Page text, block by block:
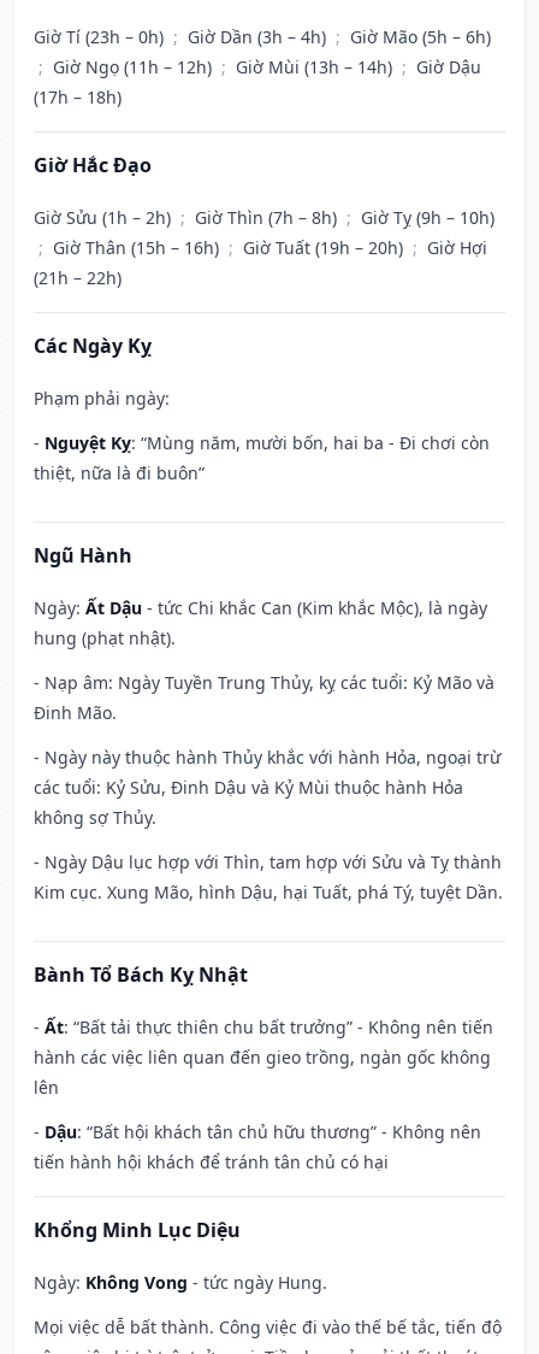
Giờ Tí (23h – 0h) ; Giờ Dần (3h – 4h) ; Giờ Mão (5h – 6h)
; Giờ Ngọ (11h – 12h) ; Giờ Mùi (13h – 14h) ; Giờ Dậu
(17h – 18h)
Giờ Hắc Đạo
Giờ Sửu (1h – 2h) ; Giờ Thìn (7h – 8h) ; Giờ Tỵ (9h – 10h)
; Giờ Thân (15h – 16h) ; Giờ Tuất (19h – 20h) ; Giờ Hợi
(21h – 22h)
Các Ngày Kỵ
Phạm phải ngày:
- Nguyệt Kỵ: “Mùng năm, mười bốn, hai ba - Đi chơi còn
thiệt, nữa là đi buôn”
Ngũ Hành
Ngày: Ất Dậu - tức Chi khắc Can (Kim khắc Mộc), là ngày
hung (phạt nhật).
- Nạp âm: Ngày Tuyền Trung Thủy, kỵ các tuổi: Kỷ Mão và
Đinh Mão.
- Ngày này thuộc hành Thủy khắc với hành Hỏa, ngoại trừ
các tuổi: Kỷ Sửu, Đinh Dậu và Kỷ Mùi thuộc hành Hỏa
không sợ Thủy.
- Ngày Dậu lục hợp với Thìn, tam hợp với Sửu và Tỵ thành
Kim cục. Xung Mão, hình Dậu, hại Tuất, phá Tý, tuyệt Dần.
Bành Tổ Bách Kỵ Nhật
- Ất: “Bất tải thực thiên chu bất trưởng” - Không nên tiến
hành các việc liên quan đến gieo trồng, ngàn gốc không
lên
- Dậu: “Bất hội khách tân chủ hữu thương” - Không nên
tiến hành hội khách để tránh tân chủ có hại
Khổng Minh Lục Diệu
Ngày: Không Vong - tức ngày Hung.
Mọi việc dễ bất thành. Công việc đi vào thế bế tắc, tiến độ